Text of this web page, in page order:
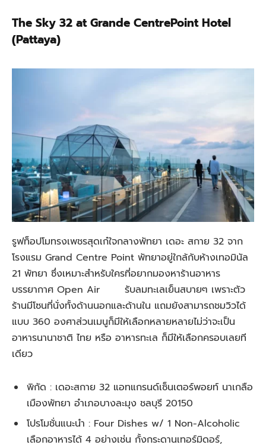
The Sky 32 at Grande CentrePoint Hotel
(Pattaya)
รูฟท็อปโมทรงเพชรสุดเก๋ใจกลางพัทยา เดอะ สกาย 32 จาก
โรงแรม Grand Centre Point พัทยาอยู่ใกล้กับห้างเทอมินัล
21 พัทยา ซึ่งเหมาะสำหรับใครที่อยากมองหาร้านอาหาร
บรรยากาศ Open Air รับลมทะเลเย็นสบายๆ เพราะตัว
ร้านมีโซนที่นั่งทั้งด้านนอกและด้านใน แถมยังสามารถชมวิวได้
แบบ 360 องศาส่วนเมนูก็มีให้เลือกหลายหลายไม่ว่าจะเป็น
อาหารนานาชาติ ไทย หรือ อาหารทะเล ก็มีให้เลือกครอบเลยที
เดียว
พิกัด : เดอะสกาย 32 แอทแกรนด์เซ็นเตอร์พอยท์ นาเกลือ
เมืองพัทยา อำเภอบางละมุง ชลบุรี 20150
โปรโมชั่นแนะนำ : Four Dishes w/ 1 Non-Alcoholic
เลือกอาหารได้ 4 อย่างเช่น กั้งกระดานเทอร์มิดอร์,